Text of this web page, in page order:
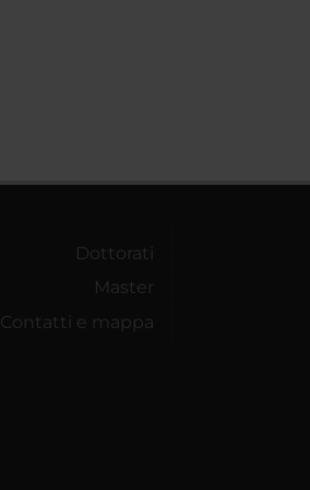
Dottorati
Master
Contatti e mappa